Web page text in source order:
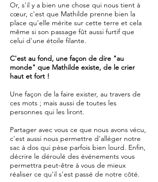
Or, s'il y a bien une chose qui nous tient à
cœur, c'est que Mathilde prenne bien la
place qu'elle mérite sur cette terre et cela
même si son passage fût aussi furtif que
celui d'une étoile filante.
C'est au fond, une façon de dire "au
monde" que Mathilde existe, de le crier
haut et fort !
Une façon de la faire exister, au travers de
ces mots ; mais aussi de toutes les
personnes qui les liront.
Partager avec vous ce que nous avons vécu,
c'est aussi nous permettre d'alléger notre
sac à dos qui pèse parfois bien lourd. Enfin,
décrire le déroulé des événements vous
permettra peut-être à vous de mieux
réaliser ce qu'il s'est passé de notre côté.